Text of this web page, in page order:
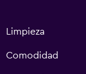
Limpieza
Comodidad